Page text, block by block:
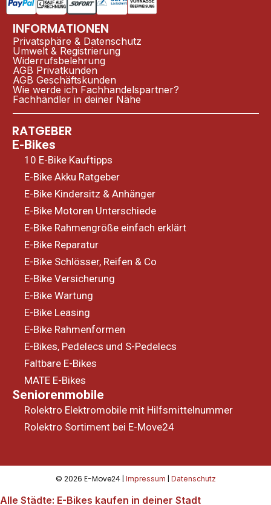
INFORMATIONEN
Privatsphäre & Datenschutz
Umwelt & Registrierung
Widerrufsbelehrung
AGB Privatkunden
AGB Geschäftskunden
Wie werde ich Fachhandelspartner?
Fachhändler in deiner Nähe
RATGEBER
E-Bikes
10 E-Bike Kauftipps
E-Bike Akku Ratgeber
E-Bike Kindersitz & Anhänger
E-Bike Motoren Unterschiede
E-Bike Rahmengröße einfach erklärt
E-Bike Reparatur
E-Bike Schlösser, Reifen & Co
E-Bike Versicherung
E-Bike Wartung
E-Bike Leasing
E-Bike Rahmenformen
E-Bikes, Pedelecs und S-Pedelecs
Faltbare E-Bikes
MATE E-Bikes
Seniorenmobile
Rolektro Elektromobile mit Hilfsmittelnummer
Rolektro Sortiment bei E-Move24
© 2026 E-Move24 | Impressum | Datenschutz
Alle Städte: E-Bikes kaufen in deiner Stadt